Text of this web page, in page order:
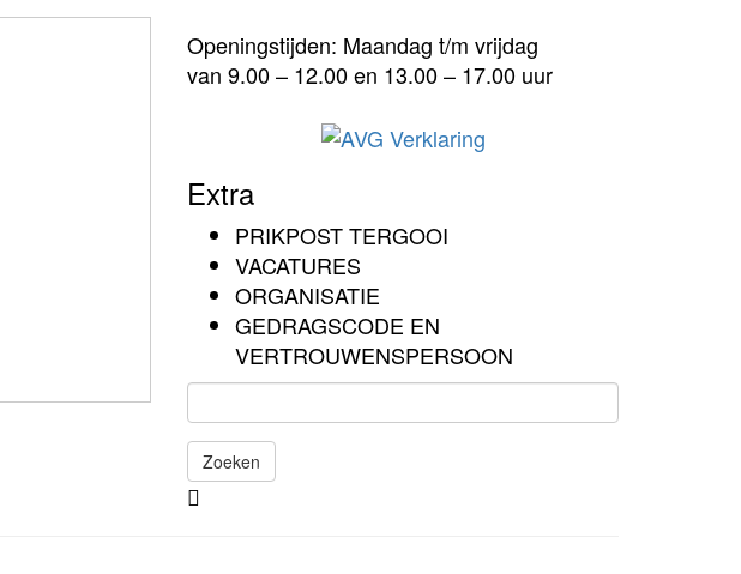
Openingstijden: Maandag t/m vrijdag
van 9.00 – 12.00 en 13.00 – 17.00 uur
Extra
PRIKPOST TERGOOI
VACATURES
ORGANISATIE
GEDRAGSCODE EN
VERTROUWENSPERSOON
Zoeken